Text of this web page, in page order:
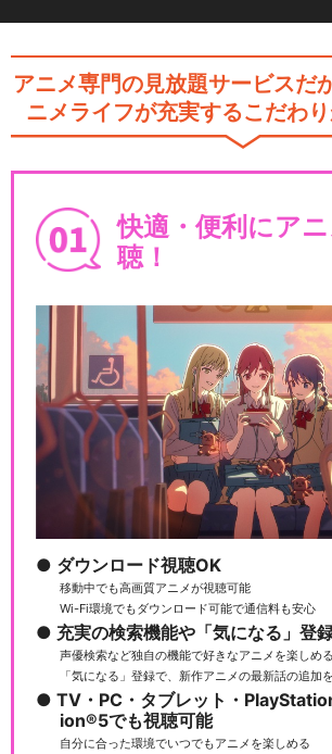
アニメ専門の見放題サービスだ
ニメライフが充実するこだわり
快適・便利にア
聴！
ダウンロード視聴OK
移動中でも高画質アニメが視聴可能
Wi-Fi環境でもダウンロード可能で通信料も安心
充実の検索機能や「気になる」登
声優検索など独自の機能で好きなアニメを楽しめる
「気になる」登録で、新作アニメの最新話の追加
TV・PC・タブレット・
ion®5でも視聴可能
自分に合った環境でいつでもアニメを楽しめる